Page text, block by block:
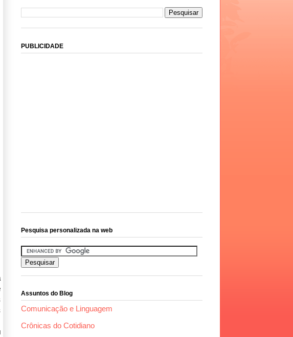
PUBLICIDADE
Pesquisa personalizada na web
Assuntos do Blog
Comunicação e Linguagem
Crônicas do Cotidiano